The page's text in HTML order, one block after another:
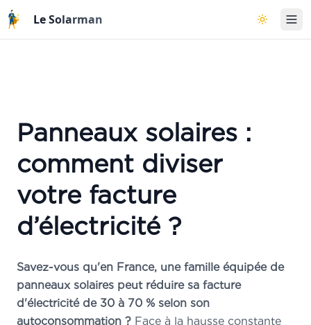
Aller au contenu principal
Le Solarman Basculer
Panneaux solaires :
comment diviser
votre facture
d’électricité ?
Savez-vous qu'en France, une famille équipée de
panneaux solaires peut réduire sa facture
d'électricité de 30 à 70 % selon son
autoconsommation ? Face à la hausse constante